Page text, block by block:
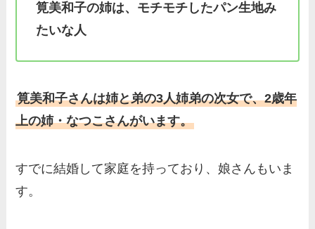
成や父・片岡達也、兄弟につ
梅澤廉アナの父親・母親の職
の家族もまとめ！
伊藤海彦の兄弟は弟の夏彦！
部まとめた！
筧美和子の姉は、モチモチしたパン生地み
たいな人
筧美和子さんは姉と弟の3人姉弟の次女で、2歳年
上の姉・なつこさんがいます。
すでに結婚して家庭を持っており、娘さんもいま
す。